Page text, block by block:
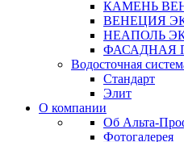
КАМЕНЬ
ВЕНЕЦИЯ
НЕАПОЛЬ
ФАСАДНАЯ
Водосточная
Стандарт
Элит
О компании
Об Альта-
Фотогалерея